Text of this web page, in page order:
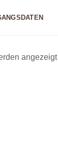
angezeigt